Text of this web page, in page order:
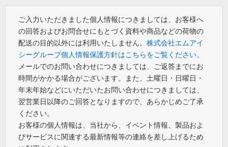
ご入力いただきました個人情報につきましては、お客様へ
の回答およびお問合せにもとづく資料や商品などの荷物の
配送の目的以外には利用いたしません。 株式会社エムアイ
シーグループ個人情報保護方針はこちらをご覧ください。
メールでのお問い合わせにつきましては、ご返答までにお
時間がかかる場合がございます。また、土曜日・日曜日・
年末年始などにいただいたお問い合わせにつきましては、
翌営業日以降のご回答となりますので、あらかじめご了承
ください。
お客様の個人情報は、当社から、イベント情報、製品およ
びサービスに関連する最新情報等の連絡を差し上げるため